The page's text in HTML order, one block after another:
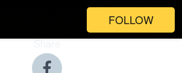
FOLLOW
Share